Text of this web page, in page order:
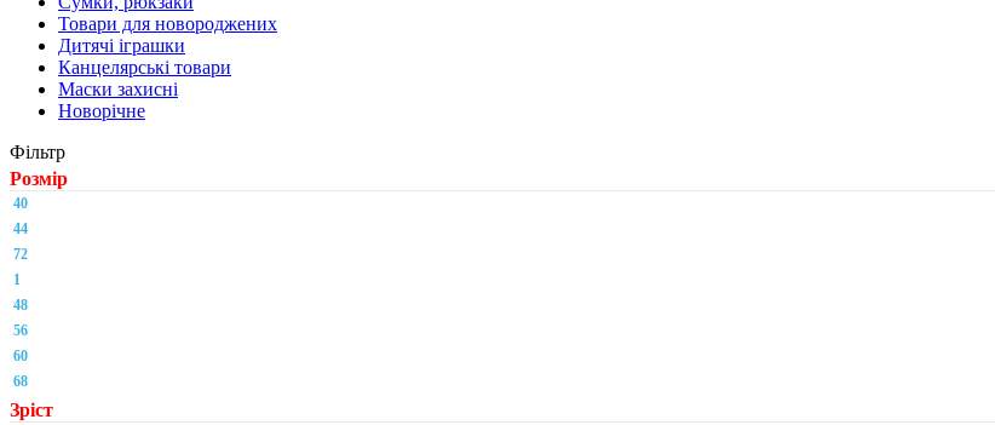
Товари для новороджених
Дитячі іграшки
Канцелярські товари
Маски захисні
Новорічне
Фільтр
Розмір
40
44
72
1
48
56
60
68
Зріст